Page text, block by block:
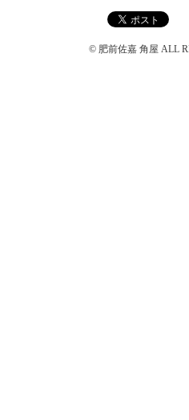
© 肥前佐嘉 角屋 ALL